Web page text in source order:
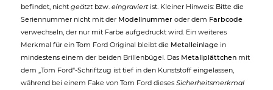
befindet, nicht geätztbzw. eingraviertist. Kleiner Hinweis: Bitte die
Seriennummer nicht mit der Modellnummer oder dem Farbcode
verwechseln, der nur mit Farbe aufgedruckt wird. Ein weiteres
Merkmal für ein Tom Ford Original bleibt die Metalleinlage in
mindestens einem der beiden Brillenbügel. Das Metallplättchen mit
dem „Tom Ford“-Schriftzug ist tief in den Kunststoff eingelassen,
während bei einem Fake von Tom Ford dieses Sicherheitsmerkmal